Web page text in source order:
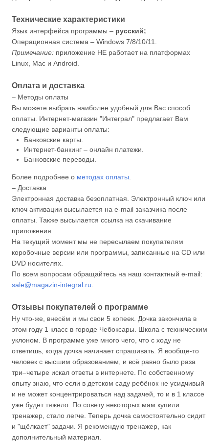
Технические характеристики
Язык интерфейса программы – русский;
Операционная система – Windows 7/8/10/11.
Примечание: приложение НЕ работает на платформах
Linux, Mac и Android.
Оплата и доставка
– Методы оплаты
Вы можете выбрать наиболее удобный для Вас способ
оплаты. Интернет-магазин "Интеграл" предлагает Вам
следующие варианты оплаты:
Банковские карты.
Интернет-банкинг – онлайн платежи.
Банковские переводы.
Более подробнее о методах оплаты
– Доставка
Электронная доставка безоплатная. Электронный ключ или
ключ активации высылается на e-mail заказчика после
оплаты. Также высылается ссылка на скачивание
приложения.
На текущий момент мы не пересылаем покупателям
коробочные версии или программы, записанные на CD или
DVD носителях.
По всем вопросам обращайтесь на наш контактный e-mail:
sale@magazin-integral.ru
Отзывы покупателей о программе
Ну что-же, внесём и мы свои 5 копеек. Дочка закончила в
этом году 1 класс в городе Чебоксары. Школа с техническим
уклоном. В программе уже много чего, что с ходу не
ответишь, когда дочка начинает спрашивать. Я вообще-то
человек с высшим образованием, и всё равно было раза
три–четыре искал ответы в интернете. По собственному
опыту знаю, что если в детском саду ребёнок не усидчивый
и не может концентрироваться над задачей, то и в 1 классе
уже будет тяжело. По совету некоторых мам купили
тренажер, стало легче. Теперь дочка самостоятельно сидит
и "щёлкает" задачи. Я рекомендую тренажер, как
дополнительный материал.